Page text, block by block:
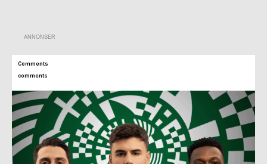
ANNONSER
Comments
comments